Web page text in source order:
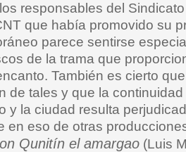
responsables del
que había promovido su
parece sentirse
de la trama que
También es cierto
de tales y que la
y la ciudad resulta
en eso de otras
Qunitín el amargao (Luis